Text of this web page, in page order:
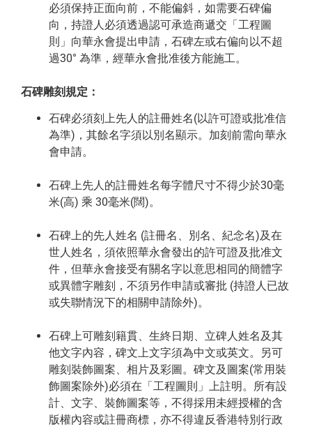
必須保持正面向前，不能偏斜，如需要石碑偏
向，持證人必須透過認可承造商遞交「工程圖
則」向華永會提出申請，石碑左或右偏向以不超
過30° 為準，經華永會批准後方能施工。
石碑雕刻規定：
石碑必須刻上先人的註冊姓名(以許可證或批准信
為準)，其餘名字須以別名顯示。加刻前需向華永
會申請。
石碑上先人的註冊姓名每字體尺寸不得少於30毫
米(高) 乘 30毫米(闊)。
石碑上的先人姓名 (註冊名、別名、紀念名)及在
世人姓名，須依照華永會發出的許可證及批准文
件，但華永會接受有關名字以意思相同的簡體字
或異體字雕刻，不須另作申請或審批 (持證人已故
或失聯情況下的相關申請除外)。
石碑上可雕刻籍貫、生終日期、立碑人姓名及其
他文字內容，碑文上文字須為中文或英文。另可
雕刻裝飾圖案、相片及彩圖。碑文及圖案(常用裝
飾圖案除外)必須在「工程圖則」上註明。所有設
計、文字、裝飾圖案等，不得採用未經授權的含
版權內容或註冊商標，亦不得違反香港特別行政